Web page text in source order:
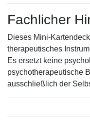
Fachlicher
Dieses Mini-
therapeutisches
Es ersetzt keine
psychotherapeutische
ausschließlich der